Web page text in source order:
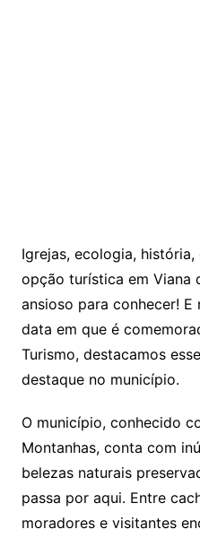
Igrejas, ecologia,
opção turística em Viana
ansioso para conhecer!
data em que é
Turismo, destacamos
destaque no município.
O município, conhecido
Montanhas, conta com
belezas naturais
passa por aqui. Entre
moradores e visitantes